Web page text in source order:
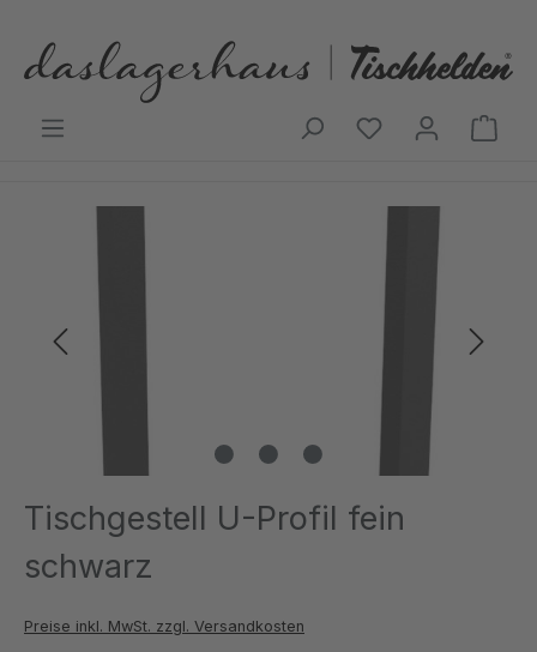
Tischgestell U-Profil fein
schwarz
Preise inkl. MwSt. zzgl. Versandkosten